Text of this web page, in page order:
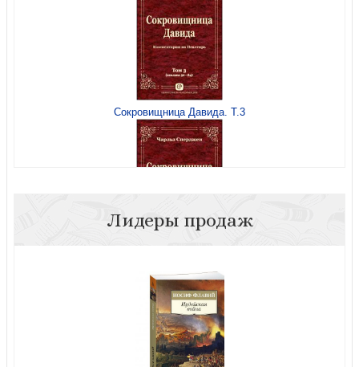
Куда смотрит Бог, когда творится зло?
Кончился ли срок годности у Бога?
Сокровищница Давида. Т.3
Лидеры продаж